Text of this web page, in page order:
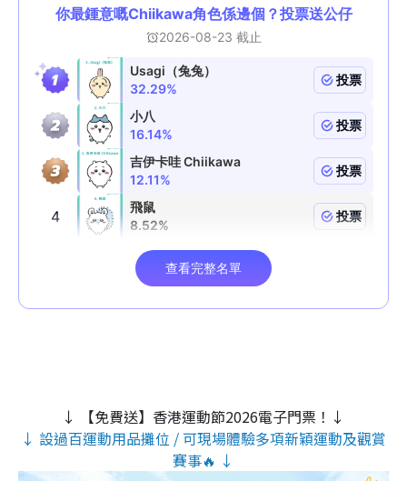
↓ 【免費送】香港運動節2026電子門票！↓
↓ 設過百運動用品攤位 / 可現場體驗多項新穎運動及觀賞
賽事🔥 ↓